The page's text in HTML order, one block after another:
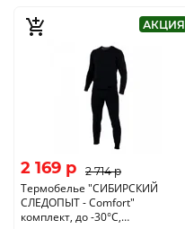
АКЦИЯ
2 169 p 2 714 p
Термобелье "CИБИРСКИЙ
СЛЕДОПЫТ - Comfort"
комплект, до -30°С,